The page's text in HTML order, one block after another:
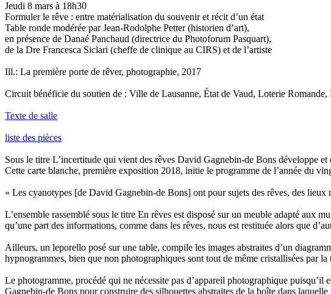
Jeudi 8 mars à 18h30
Formuler le rêve : entre matérialisation du souvenir et récit d’un état
Table ronde modérée par Jean-Rodolphe Petter (historien d’art),
en présence de Danaé Panchaud (directrice du Photoforum Pasquart),
de la Dre Francesca Siclari (cheffe de clinique au CIRS) et de l’artiste
Ill.: La première porte de rêver, photographie, 2017
Circuit bénéficie du soutien de : Ville de Lausanne, État de Vaud, Loterie
Texte de salle
liste des pièces
Sous le titre L’incertitude qui vient des rêves David Gagnebin-de Bons développe et
Cette carte blanche, première exposition 2018, initie le programme de l’année du
« Les cyanotypes [de David Gagnebin-de Bons] ont pour sujets des rêves, des lieux
L’ensemble rassemblé sous le titre En rêves est disposé sur un meuble adapté aux
qu’une part des informations, comme dans les rêves, nous est restituée alors que
Ailleurs, un leporello posé sur une table, compile les images abstraites d’un
hypnogrammes, bien que non photographiques sont tout de même cristallisées par
Le photogramme, procédé qui ne nécessite pas d’appareil photographique
Gagnebin-de Bons pour construire des silhouettes abstraites de la boîte dans